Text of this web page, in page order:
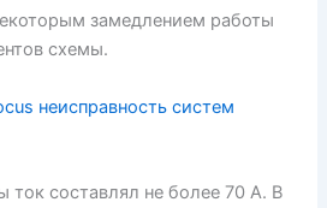
замедлением работы
схемы.
неисправность систем
ток составлял не более 70 А. В